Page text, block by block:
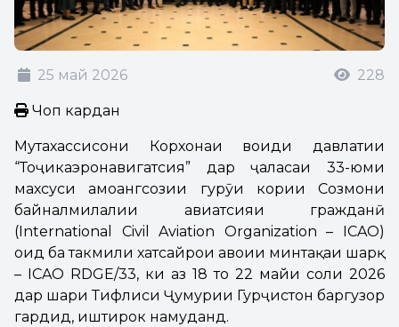
25 май 2026 228
Чоп кардан
Мутахассисони Корхонаи воҳиди давлатии
“Тоҷикаэронавигатсия” дар ҷаласаи 33-юми
махсуси ҳамоҳангсозии гурӯҳи кории Созмони
байналмилалии авиатсияи гражданӣ
(International Civil Aviation Organization – ICAO)
оид ба такмили хатсайрҳои ҳавоии минтақаи шарқ
– ICAO RDGE/33, ки аз 18 то 22 майи соли 2026
дар шаҳри Тифлиси Ҷумҳурии Гурҷистон баргузор
гардид, иштирок намуданд.